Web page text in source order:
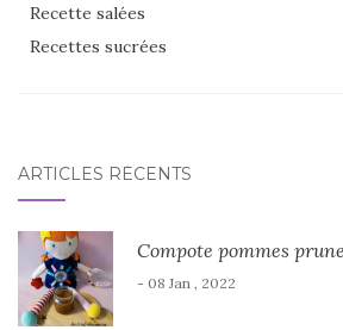
Recette salées
Recettes sucrées
ARTICLES RÉCENTS
Compote pommes
- 08 Jan , 2022